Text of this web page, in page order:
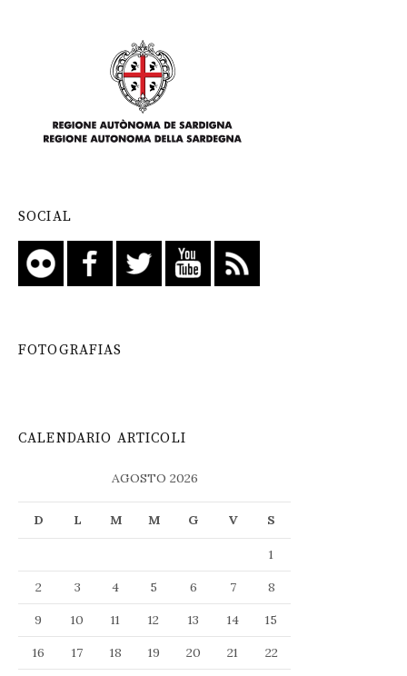
SOCIAL
FOTOGRAFIAS
CALENDARIO ARTICOLI
AGOSTO 2026
D L M M G V S
1
2
3 4 5 6 7
8
9
10 11 12 13 14
15
16
17 18 19 20 21
22